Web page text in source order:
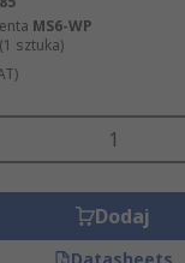
MS6-WP
sztuka)
Dodaj